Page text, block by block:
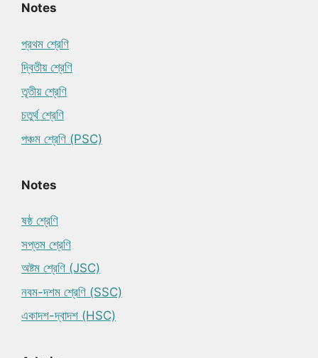
Notes
প্রথম শ্রেণি
দ্বিতীয় শ্রেণি
তৃতীয় শ্রেণি
চতুর্থ শ্রেণি
পঞ্চম শ্রেণি (PSC)
Notes
ষষ্ঠ শ্রেণি
সপ্তম শ্রেণি
অষ্টম শ্রেণি (JSC)
নবম-দশম শ্রেণি (SSC)
একাদশ-দ্বাদশ (HSC)